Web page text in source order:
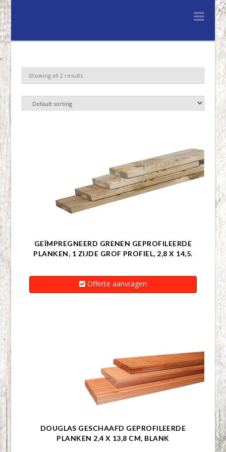
Hout
&
Showing all 2 results
GEÏMPREGNEERD GRENEN GEPROFILEERDE
PLANKEN, 1 ZIJDE GROF PROFIEL, 2,8 X 14,5.
Offerte aanvragen
DOUGLAS GESCHAAFD GEPROFILEERDE
PLANKEN 2,4 X 13,8 CM, BLANK